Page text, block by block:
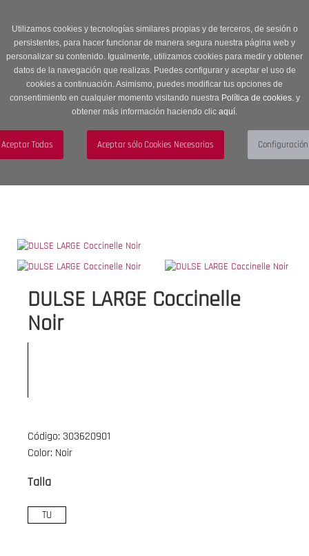
Utilizamos cookies y tecnologías similares propias y de terceros, de sesión o
persistentes, para hacer funcionar de manera segura nuestra página web y
personalizar su contenido. Igualmente, utilizamos cookies para medir y obtener
datos de la navegación que realizas. Puedes configurar y aceptar el uso de
cookies a continuación. Asimismo, puedes modificar tus opciones de
consentimiento en cualquier momento visitando nuestra Política de cookies.y
obtener más información haciendo clic aquí.
descuento en Sección OUTLET con código OUTLET20
navigation
Menú
DULSE LARGE Coccinelle
Noir
Código: 303620901
Color: Noir
Talla
TU